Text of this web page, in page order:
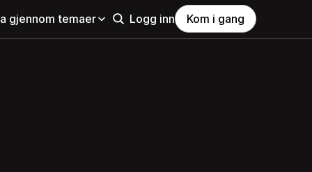
gjennom temaer Logg inn Kom i gang